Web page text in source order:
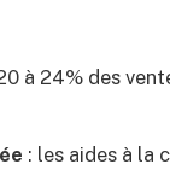
à 24% des
: les aides à la